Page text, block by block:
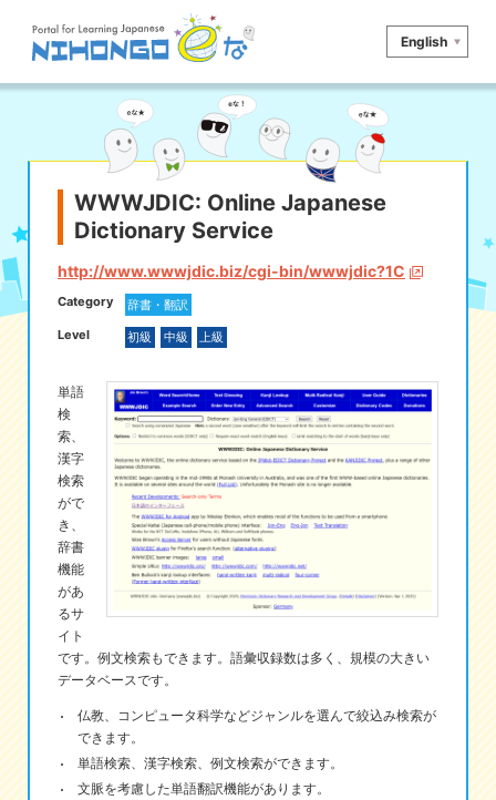
English
サイト検索
書く 聞く
話す 文法 語彙
かな 漢字
辞書・翻訳 文化・社会 その他
iOSアプリ検索
Androidアプリ検索
eなコレ
eな情報局
WWWJDIC: Online Japanese
Dictionary Service
http://www.wwwjdic.biz/cgi-bin/wwwjdic?1C
Category
辞書・翻訳
Level
初級 中級 上級
単語
検
索、
漢字
検索
がで
き、
辞書
機能
があ
るサ
イト
です。例文検索もできます。語彙収録数は多く、規模の大きい
データベースです。
仏教、コンピュータ科学などジャンルを選んで絞込み検索が
できます。
単語検索、漢字検索、例文検索ができます。
文脈を考慮した単語翻訳機能があります。